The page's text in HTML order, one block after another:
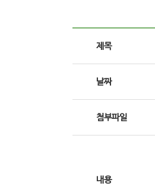
제목
날짜
첨부파일
내용